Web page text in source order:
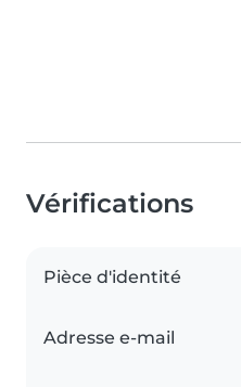
Vérifications
Pièce d'identité
Adresse e-mail